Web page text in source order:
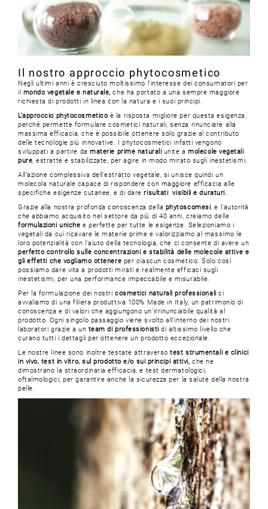
Il nostro approccio phytocosmetico
Negli ultimi anni è cresciuto moltissimo l'interesse dei consumatori per
il mondo vegetale e naturale, che ha portato a una sempre maggiore
richiesta di prodotti in linea con la natura e i suoi principi.
L’approccio phytocosmetico è la risposta migliore per questa esigenza,
perché permette formulare cosmetici naturali, senza rinunciare alla
massima efficacia, che è possibile ottenere solo grazie al contributo
delle tecnologie più innovative. I phytocosmetici infatti vengono
sviluppati a partire da materie prime naturali unite amolecole vegetali
pure, estratte e stabilizzate, per agire in modo mirato sugli inestetismi.
All’azione complessiva dell’estratto vegetale, si unisce quindi un
molecola naturale capace di rispondere con maggiore efficacia alle
specifiche esigenze cutanee, e di darerisultati visibili e duraturi.
Grazie alla nostra profonda conoscenza della phytoscomesi, e l’autorità
che abbiamo acquisito nel settore da più di 40 anni, creiamo delle
formulazioni uniche e perfette per tutte le esigenze. Selezioniamo i
vegetali da cui ricavare le materie prime e valorizziamo al massimo le
loro potenzialità con l’aiuto della tecnologia, che ci consente di avere un
perfetto controllo sulle concentrazioni e stabilità delle molecole attive e
gli effetti che vogliamo ottenere per ciascun cosmetico. Solo così
possiamo dare vita a prodotti mirati e realmente efficaci sugli
inestetismi, per una performance impeccabile e misurabile.
Per la formulazione dei nostricosmetici naturali professionalici
avvaliamo di una filiera produttiva 100% Made in Italy, un patrimonio di
conoscenza e di valori che aggiungono un’irrinunciabile qualità al
prodotto. Ogni singolo passaggio viene svolto all’interno dei nostri
laboratori grazie a un team di professionistidi altissimo livello che
curano tutti i dettagli per ottenere un prodotto eccezionale.
Le nostre linee sono inoltre testate attraverso test strumentali e clinici
in vivo, test in vitro, sul prodotto e/o sui principi attivi, che ne
dimostrano la straordinaria efficacia, e test dermatologici,
oftalmologici, per garantire anche la sicurezza per la salute della nostra
pelle.